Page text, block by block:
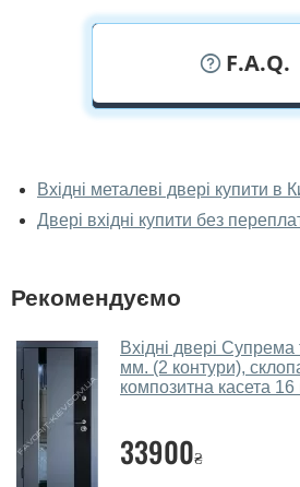
F.A.Q.
наживо?
Так, можна подивитися двері
У вас великий
дверей.
Чи допомагаєте ви
Так. Ми консультуємо покупців
Вхідні металеві двері купити в
Двері вхідні купити без
Рекомендуємо
Вхідні двері
мм. (2 контури),
композитна касета
33900₴